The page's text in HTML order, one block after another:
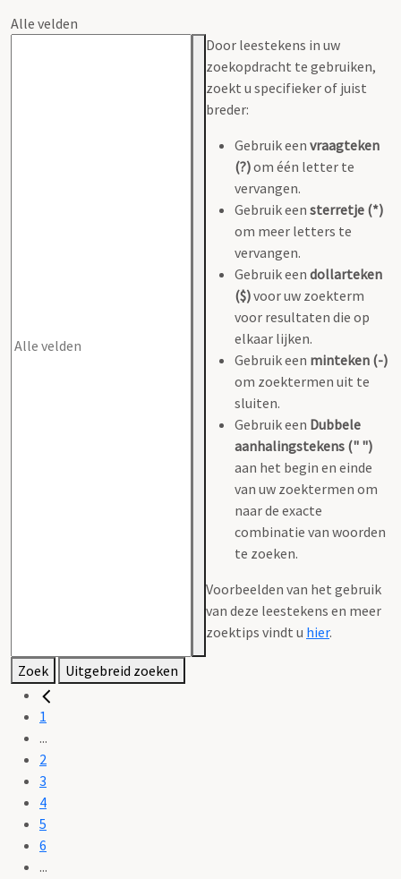
Alle velden
Door leestekens in uw
zoekopdracht te gebruiken,
zoekt u specifieker of juist
breder:
Gebruik een vraagteken
(?)om één letter te
vervangen.
Gebruik een sterretje (*)
om meer letters te
vervangen.
Gebruik een dollarteken
($)voor uw zoekterm
voor resultaten die op
elkaar lijken.
Gebruik een minteken (-)
om zoektermen uit te
sluiten.
Gebruik een Dubbele
aanhalingstekens (" ")
aan het begin en einde
van uw zoektermen om
naar de exacte
combinatie van woorden
te zoeken.
Voorbeelden van het gebruik
van deze leestekens en meer
zoektips vindt u hier.
Zoek Uitgebreid zoeken
1
...
2
3
4
5
6
...